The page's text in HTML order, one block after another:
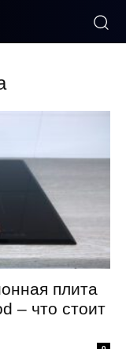
плита
– что стоит